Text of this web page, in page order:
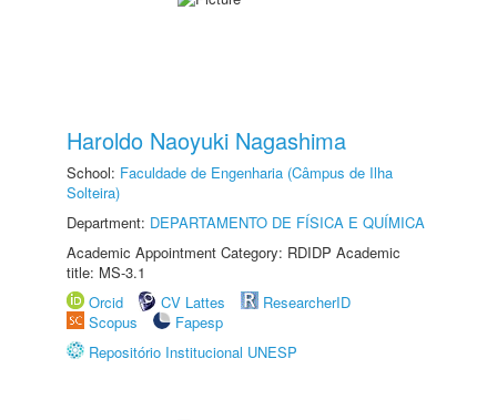
Haroldo Naoyuki Nagashima
School: Faculdade de Engenharia (Câmpus de Ilha
Solteira)
Department: DEPARTAMENTO DE FÍSICA E QUÍMICA
Academic Appointment Category: RDIDP Academic
title: MS-3.1
Orcid
CV Lattes
ResearcherID
Scopus
Fapesp
Repositório Institucional UNESP